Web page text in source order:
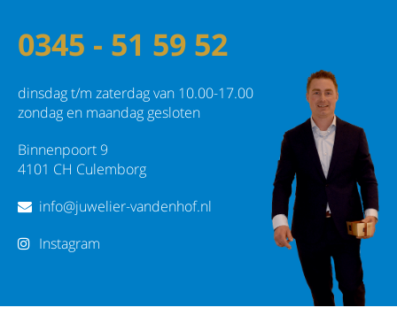
0345 - 51 59 52
dinsdag t/m zaterdag van 10.00-17.00
zondag en maandag gesloten
Binnenpoort 9
4101 CH Culemborg
info@juwelier-vandenhof.nl
Instagram